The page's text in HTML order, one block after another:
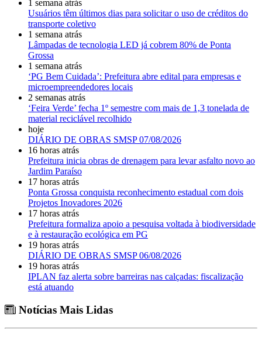
1 semana atrás
Usuários têm últimos dias para solicitar o uso de créditos do
transporte coletivo
1 semana atrás
Lâmpadas de tecnologia LED já cobrem 80% de Ponta
Grossa
1 semana atrás
‘PG Bem Cuidada’: Prefeitura abre edital para empresas e
microempreendedores locais
2 semanas atrás
‘Feira Verde’ fecha 1º semestre com mais de 1,3 tonelada de
material reciclável recolhido
hoje
DIÁRIO DE OBRAS SMSP 07/08/2026
16 horas atrás
Prefeitura inicia obras de drenagem para levar asfalto novo ao
Jardim Paraíso
17 horas atrás
Ponta Grossa conquista reconhecimento estadual com dois
Projetos Inovadores 2026
17 horas atrás
Prefeitura formaliza apoio a pesquisa voltada à biodiversidade
e à restauração ecológica em PG
19 horas atrás
DIÁRIO DE OBRAS SMSP 06/08/2026
19 horas atrás
IPLAN faz alerta sobre barreiras nas calçadas: fiscalização
está atuando
Notícias Mais Lidas